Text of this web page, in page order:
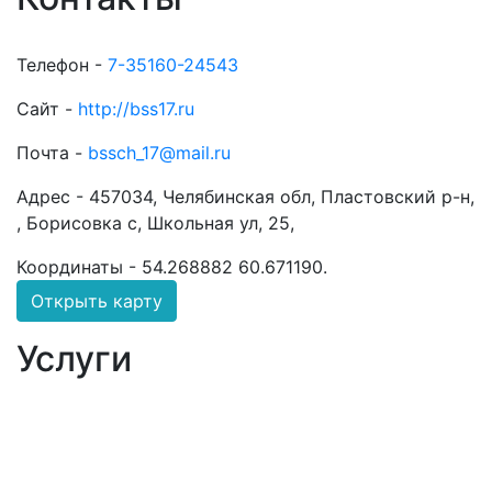
Телефон - 7-35160-24543
Сайт - http://bss17.ru
Почта - bssch_17@mail.ru
Адрес - 457034, Челябинская обл, Пластовский р-н,
, Борисовка с, Школьная ул, 25,
Координаты - 54.268882 60.671190.
Открыть карту
Услуги